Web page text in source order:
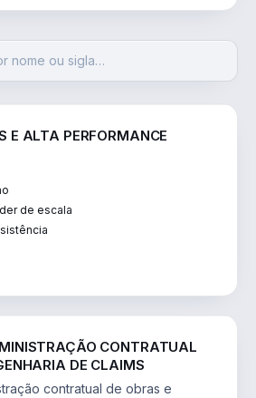
E ALTA PERFORMANCE
de escala
CONTRATUAL
DE CLAIMS
contratual de obras e